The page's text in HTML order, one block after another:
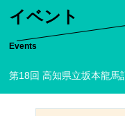
イベント
Events
第18回 高知県立坂本龍馬